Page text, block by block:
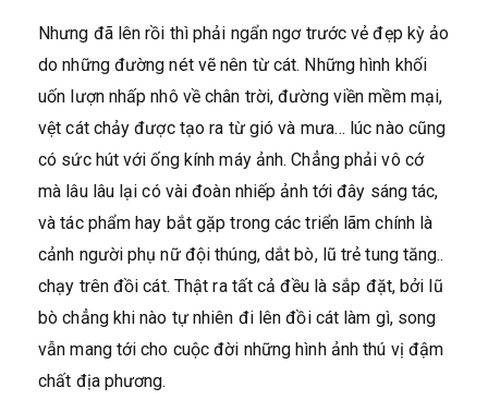
Nhưng đã lên rồi thì phải ngẩn ngơ trước vẻ đẹp kỳ ảo
do những đường nét vẽ nên từ cát. Những hình khối
uốn lượn nhấp nhô về chân trời, đường viền mềm mại,
vệt cát chảy được tạo ra từ gió và mưa… lúc nào cũng
có sức hút với ống kính máy ảnh. Chẳng phải vô cớ
mà lâu lâu lại có vài đoàn nhiếp ảnh tới đây sáng tác,
và tác phẩm hay bắt gặp trong các triển lãm chính là
cảnh người phụ nữ đội thúng, dắt bò, lũ trẻ tung tăng..
chạy trên đồi cát. Thật ra tất cả đều là sắp đặt, bởi lũ
bò chẳng khi nào tự nhiên đi lên đồi cát làm gì, song
vẫn mang tới cho cuộc đời những hình ảnh thú vị đậm
chất địa phương.